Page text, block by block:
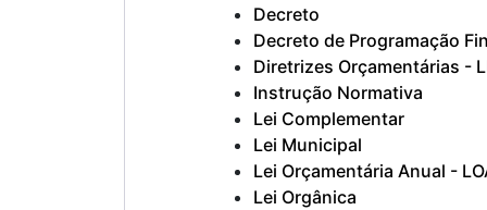
Decreto
Decreto de Programação
Diretrizes Orçamentárias -
Instrução Normativa
Lei Complementar
Lei Municipal
Lei Orçamentária Anual -
Lei Orgânica